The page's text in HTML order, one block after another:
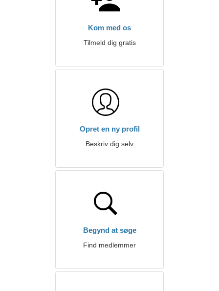
Kom med os
Tilmeld dig gratis
Opret en ny profil
Beskriv dig selv
Begynd at søge
Find medlemmer